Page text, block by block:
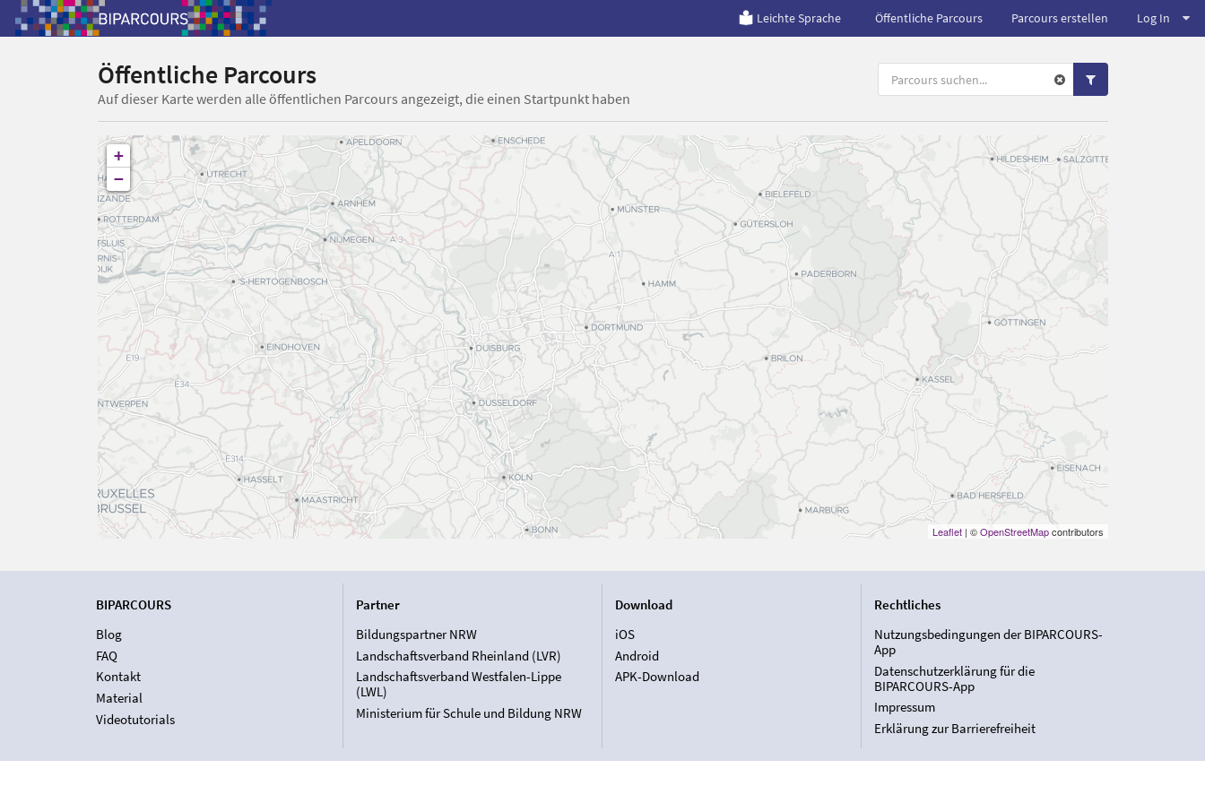
Leichte Sprache Öffentliche Parcours Parcours erstellen Log In
Öffentliche Parcours
Auf dieser Karte werden alle öffentlichen Parcours angezeigt, die einen Startpunkt haben
+
−
Leaflet| ©OpenStreetMapcontributors
BIPARCOURS
Blog
FAQ
Kontakt
Material
Videotutorials
Partner
Bildungspartner NRW
Landschaftsverband Rheinland (LVR)
Landschaftsverband Westfalen-Lippe
(LWL)
Ministerium für Schule und Bildung NRW
Download
iOS
Android
APK-Download
Rechtliches
Nutzungsbedingungen der BIPARCOURS-
App
Datenschutzerklärung für die
BIPARCOURS-App
Impressum
Erklärung zur Barrierefreiheit